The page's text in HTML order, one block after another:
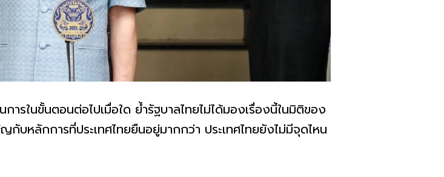
ารในขั้นตอนต่อไปเมื่อใด ย้ำรัฐบาลไทยไม่ได้มองเรื่องนี้ในมิติของ
บหลักการที่ประเทศไทยยืนอยู่มากกว่า ประเทศไทยยังไม่มีจุดไหน